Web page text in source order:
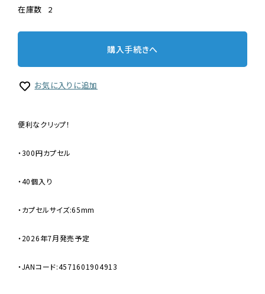
在庫数 2
購入手続きへ
お気に入りに追加
便利なクリップ！
・300円カプセル
・40個入り
・カプセルサイズ:65mm
・2026年7月発売予定
・JANコード:4571601904913